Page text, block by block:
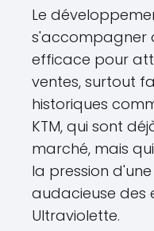
Le
s'accompagner
efficace pour
ventes, surtout
historiques
KTM, qui sont
marché, mais
la pression
audacieuse des
Ultraviolette.